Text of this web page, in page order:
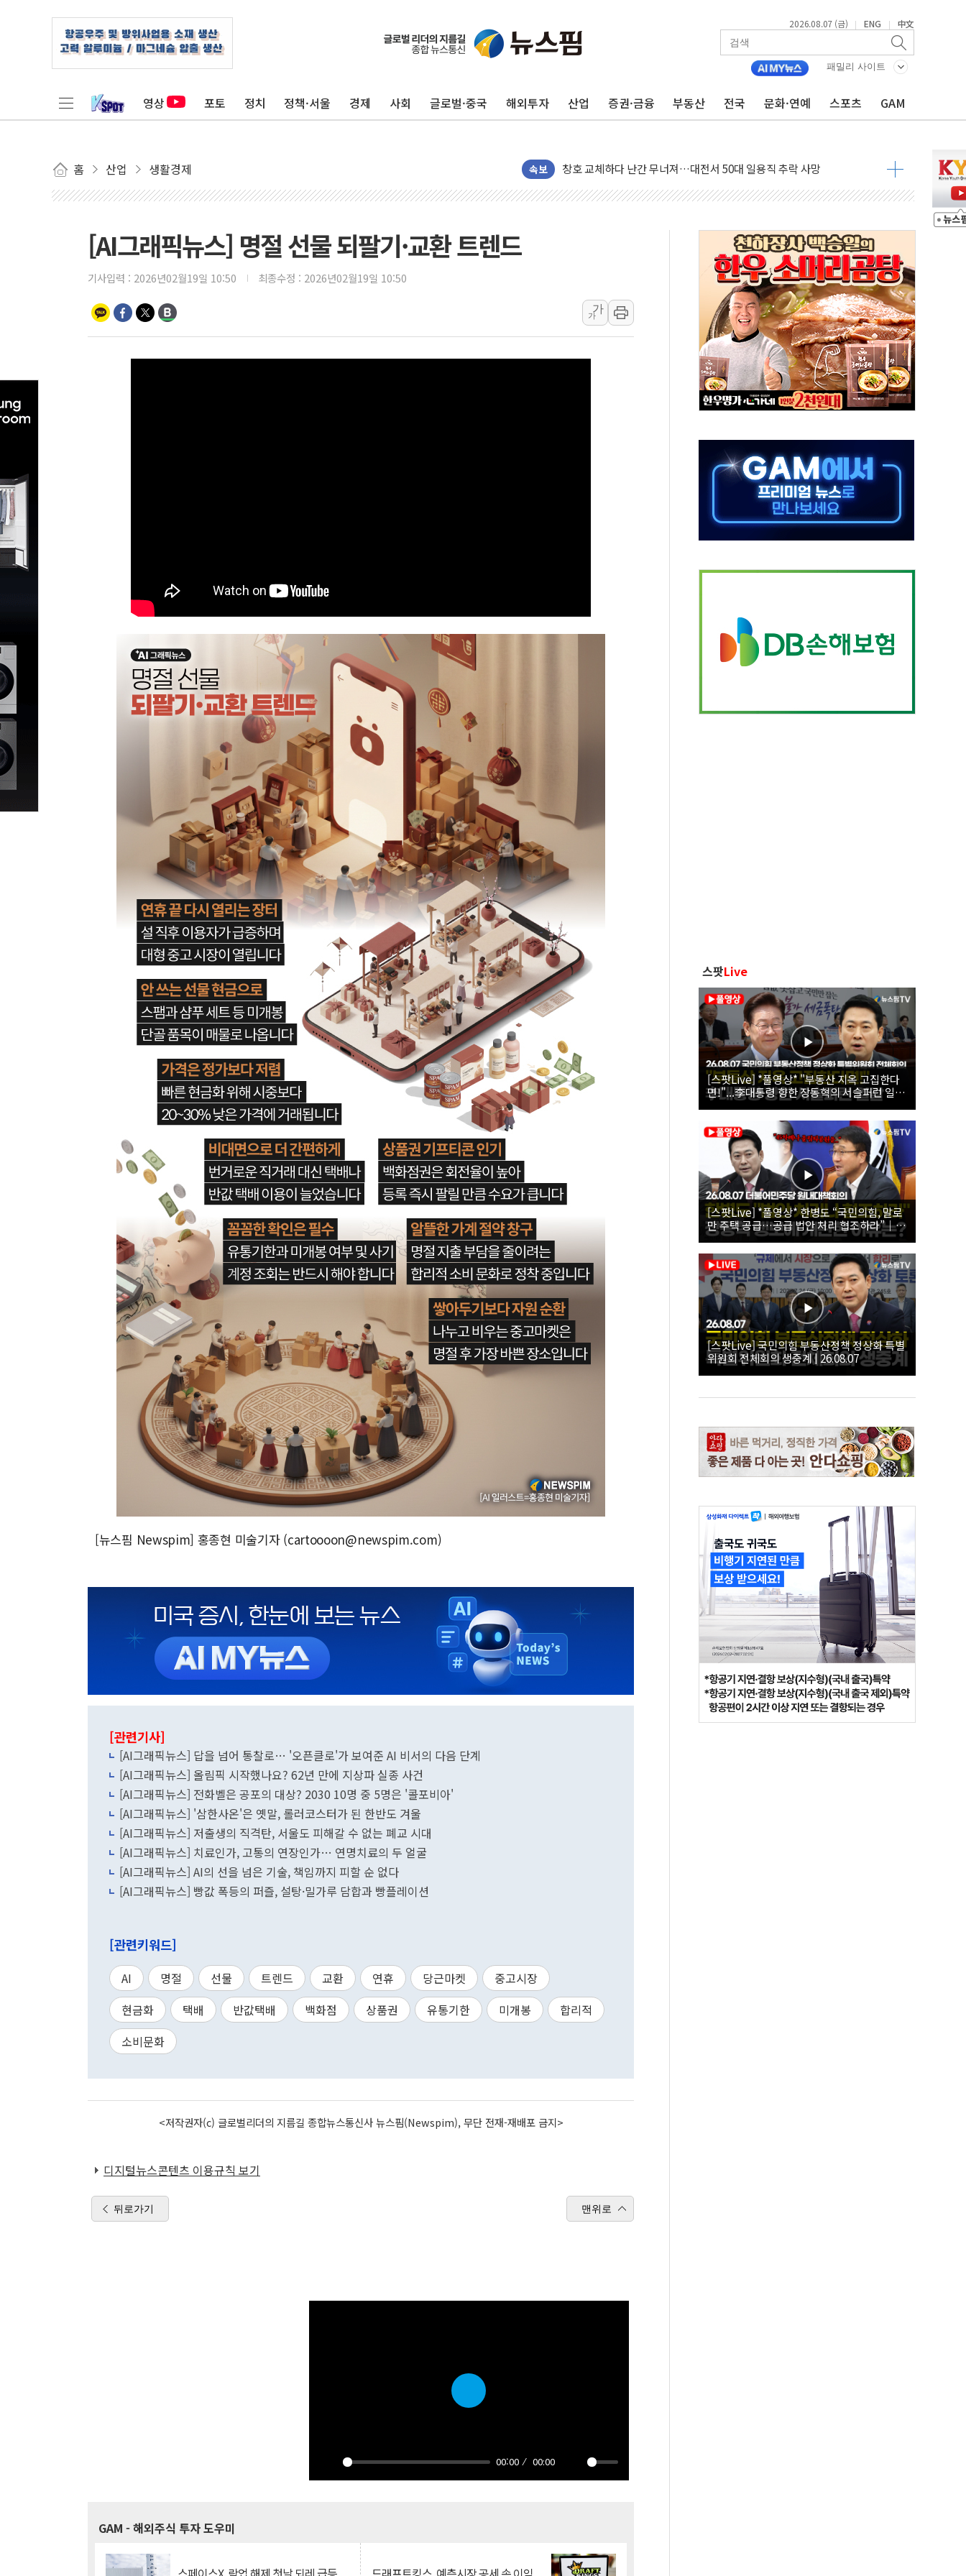
2026.08.07 (금) | ENG | 中文
패밀리 사이트
영상 포토 정치 정책·서울 경제 사회 글로벌·중국 해외투자 산업 증권·금융 부동산 전국 문화·연예 스포츠 GAM
홈 산업 생활경제 속보
"최대 2시간 앞서 침수 예측"…건설연, AI 위험기상 기술 개발
유니슨 "국내생산세액공제·인증제도 개선 수혜 기대"
장동혁 "규제와 대출 풀고 재개발·재건축 촉진하는 것이 부동산 정상화"
[속보] 종합특검, '尹 관저 이전 감사 무마' 유병호 감사위원 구속 기소
日, 4~6월 105조원 환시 개입...4월 말 '56조원' 사상 최대
오렌지플래닛 창업재단, 스타트업 지원 프로그램 성료
경찰, '300억대 사기 혐의' 차가원 대표 구속 송치
장동혁 "집값 올려놓고 국민만 잡아"
[속보] '해병 순직 책임' 임성근 전 사단장 항소심도 징역 3년 선고
부동산정책 정상화 특별위원회 전체회의서 발언하는 장동혁 대표
경찰, '강북구 오피스텔 살인' 50대 남성 구속 송치
전국 그늘막 4만개 육박 7년 새 7배 늘었다...폭염 대책비는 8.6배 증가
"취약계층에 더 가혹한 여름"…구윤철, 쪽방촌 폭염 대응상황 점검
구리값 사상 최고치…'닥터 코퍼'가 말하는 경기 신호가 달라졌다
에어프레미아, 호치민 노선 재개...3년 2개월 만
국민통합위, 정치 다양성 제고 특별 위원회 위촉장 수여식 및 1차 회의
티엠씨, 220억원 규모 美 전력 케이블 수주
[AI그래픽뉴스] 명절 선물 되팔기·교환 트렌드
기사입력 : 2026년02월19일 10:50 최종수정 : 2026년02월19일 10:50
가
가
[뉴스핌 Newspim] 홍종현 미술기자 (cartoooon@newspim.com)
[관련기사]
[AI그래픽뉴스] 답을 넘어 통찰로… '오픈클로'가 보여준 AI 비서의 다음 단계
[AI그래픽뉴스] 올림픽 시작했나요? 62년 만에 지상파 실종 사건
[AI그래픽뉴스] 전화벨은 공포의 대상? 2030 10명 중 5명은 '콜포비아'
[AI그래픽뉴스] '삼한사온'은 옛말, 롤러코스터가 된 한반도 겨울
[AI그래픽뉴스] 저출생의 직격탄, 서울도 피해갈 수 없는 폐교 시대
[AI그래픽뉴스] 치료인가, 고통의 연장인가… 연명치료의 두 얼굴
[AI그래픽뉴스] AI의 선을 넘은 기술, 책임까지 피할 순 없다
[AI그래픽뉴스] 빵값 폭등의 퍼즐, 설탕·밀가루 담합과 빵플레이션
[관련키워드]
AI 명절 선물 트렌드 교환 연휴 당근마켓
중고시장
현금화
택배 반값택배 백화점 상품권 유통기한 미개봉
합리적
소비문화
<저작권자(c) 글로벌리더의 지름길 종합뉴스통신사 뉴스핌(Newspim), 무단 전재-재배포 금지>
디지털뉴스콘텐츠 이용규칙 보기
뒤로가기 맨위로
Play
00:00 00:00
Mute
Play
GAM - 해외주식 투자 도우미
스팟Live
[스팟Live] *풀영상* "부동산 지옥 고집한다
면!"...李대통령 향한 장동혁의 서슬퍼런 일갈
| 26.08.07 국민의힘 부동산정책 정상화 특별
위원회 전체회의
[스팟Live] *풀영상* 한병도 “국민의힘, 말로
만 주택 공급…공급 법안 처리 협조하라”｜
26.08.07 더불어민주당 원내대책회의
[스팟Live] 국민의힘 부동산정책 정상화 특별
위원회 전체회의 생중계 | 26.08.07